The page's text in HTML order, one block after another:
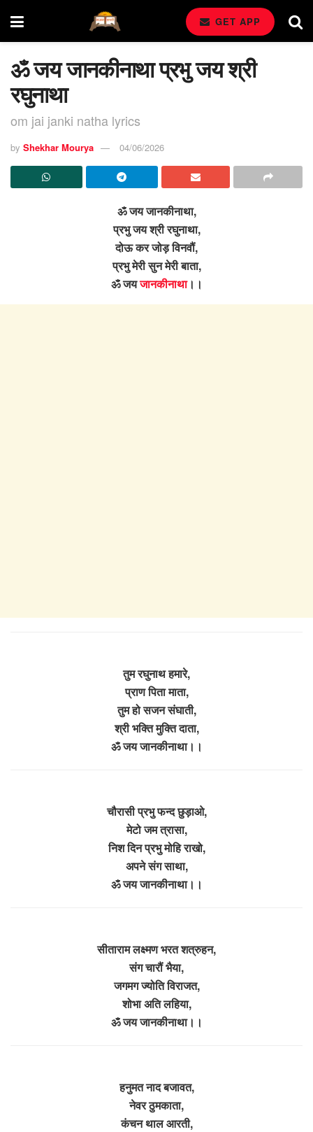
GET APP
ॐ जय जानकीनाथा प्रभु जय श्री
रघुनाथा
om jai janki natha lyrics
by Shekhar Mourya 04/06/2026
ॐ जय जानकीनाथा,
प्रभु जय श्री रघुनाथा,
दोऊ कर जोड़ विनवौं,
प्रभु मेरी सुन मेरी बाता,
ॐ जयजानकीनाथा।।
तुम रघुनाथ हमारे,
प्राण पिता माता,
तुम हो सजन संघाती,
श्री भक्ति मुक्ति दाता,
ॐ जय जानकीनाथा।।
चौरासी प्रभु फन्द छुड़ाओ,
मेटो जम त्रासा,
निश दिन प्रभु मोहि राखो,
अपने संग साथा,
ॐ जय जानकीनाथा।।
सीताराम लक्ष्मण भरत शत्रुहन,
संग चारौं भैया,
जगमग ज्योति विराजत,
शोभा अति लहिया,
ॐ जय जानकीनाथा।।
हनुमत नाद बजावत,
नेवर ठुमकाता,
कंचन थाल आरती,